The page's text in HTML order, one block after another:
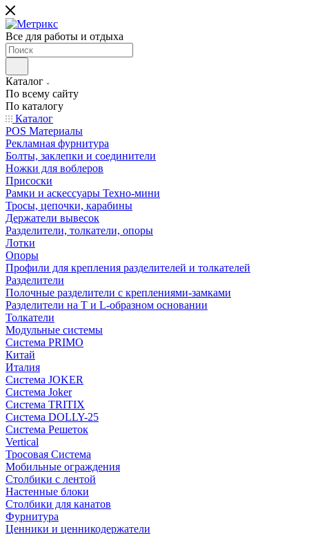
Все для работы и отдыха
Каталог
По всему сайту
По каталогу
Каталог
POS Материалы
Рекламная фурнитура
Болты, заклепки и соединители
Ножки для воблеров
Присоски
Рамки и аскессуары Техно-мини
Тросы, цепочки, карабины
Держатели вывесок
Разделители, толкатели, опоры
Лотки
Опоры
Профили для крепления разделителей и толкателей
Разделители
Полочные разделители с креплениями-замками
Разделители на Т и L-образном основании
Толкатели
Модульные системы
Система PRIMO
Китай
Италия
Система JOKER
Система Joker
Система TRITIX
Система DOLLY-25
Система Решеток
Vertical
Тросовая Система
Мобильные ограждения
Столбики с лентой
Настенные блоки
Столбики для канатов
Фурнитура
Ценники и ценникодержатели